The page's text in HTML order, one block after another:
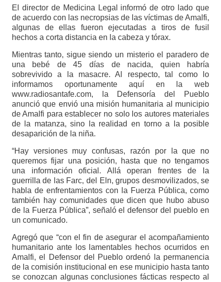
El director de Medicina Legal informó de otro lado que
de acuerdo con las necropsias de las víctimas de Amalfi,
algunas de ellas fueron ejecutadas a tiros de fusil
hechos a corta distancia en la cabeza y tórax.
Mientras tanto, sigue siendo un misterio el paradero de
una bebé de 45 días de nacida, quien habría
sobrevivido a la masacre. Al respecto, tal como lo
informamos oportunamente aquí en la web
www.radiosantafe.com, la Defensoría del Pueblo
anunció que envió una misión humanitaria al municipio
de Amalfi para establecer no solo los autores materiales
de la matanza, sino la realidad en torno a la posible
desaparición de la niña.
“Hay versiones muy confusas, razón por la que no
queremos fijar una posición, hasta que no tengamos
una información oficial. Allá operan frentes de la
guerrilla de las Farc, del Eln, grupos desmovilizados, se
habla de enfrentamientos con la Fuerza Pública, como
también hay comunidades que dicen que hubo abuso
de la Fuerza Pública”, señaló el defensor del pueblo en
un comunicado.
Agregó que “con el fin de asegurar el acompañamiento
humanitario ante los lamentables hechos ocurridos en
Amalfi, el Defensor del Pueblo ordenó la permanencia
de la comisión institucional en ese municipio hasta tanto
se conozcan algunas conclusiones fácticas respecto al